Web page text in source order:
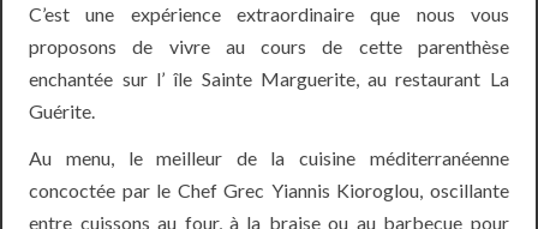
C’est une expérience extraordinaire que nous vous
proposons de vivre au cours de cette parenthèse
enchantée sur l’ île Sainte Marguerite, au restaurant La
Guérite.
Au menu, le meilleur de la cuisine méditerranéenne
concoctée par le Chef Grec Yiannis Kioroglou, oscillante
entre cuissons au four, à la braise ou au barbecue pour